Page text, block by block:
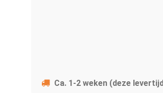
Ca. 1-2 weken (deze